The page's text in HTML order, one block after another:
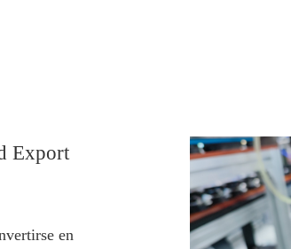
Export
en